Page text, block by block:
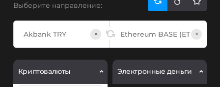
Выберите направление:
× ×
Криптовалюты Электронные деньги